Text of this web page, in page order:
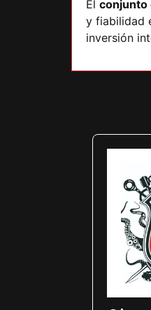
El conjunto
y fiabilidad
inversión